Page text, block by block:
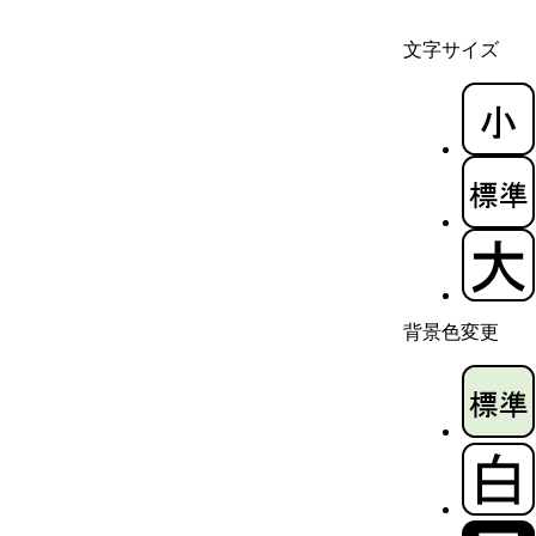
文字サイズ
背景色変更